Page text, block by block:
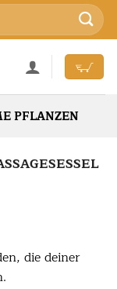
PFLANZEN
die deiner